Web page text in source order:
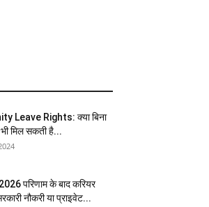
Leave Rights: क्या बिना
भी मिल सकती है...
परिणाम के बाद करियर
नौकरी या प्राइवेट...